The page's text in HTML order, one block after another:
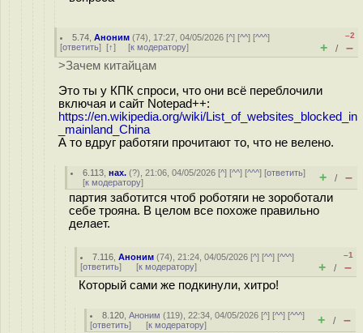
5.74 ,Аноним (74), 17:27, 04/05/2026 [^] [^^] [^^^]
[ответить] [↑] [к модератору]
–2
+ / –
>Зачем китайцам
Это ты у КПК спроси, что они всё переблочили
включая и сайт Notepad++:
https://en.wikipedia.org/wiki/List_of_websites_blocked_in
_mainland_China
А то вдруг работяги прочитают то, что не велено.
6.113 ,нах. (?), 21:06, 04/05/2026 [^] [^^] [^^^] [ответить]
[к модератору] + / –
партия заботится чтоб роботяги не зороботали
себе трояна. В целом все похоже правильно
делает.
7.116 ,Аноним (74), 21:24, 04/05/2026 [^] [^^] [^^^]
[ответить] [к модератору]
–1
+ / –
Который сами же подкинули, хитро!
8.120 ,Аноним (119), 22:34, 04/05/2026 [^] [^^] [^^^]
[ответить] [к модератору] + / –